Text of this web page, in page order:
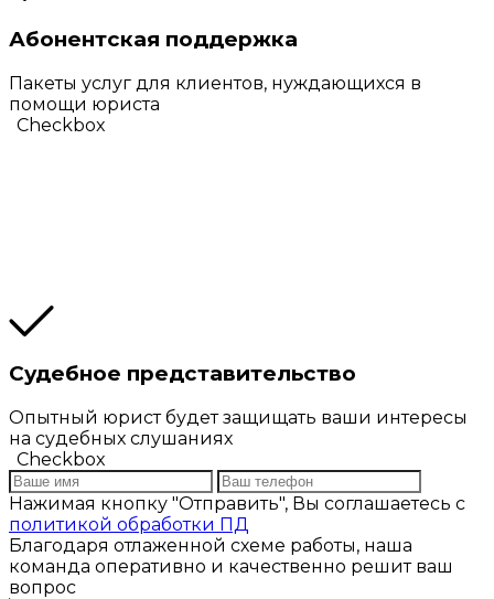
Абонентская поддержка
Пакеты услуг для клиентов, нуждающихся в
помощи юриста
Checkbox
Судебное представительство
Опытный юрист будет защищать ваши интересы
на судебных слушаниях
Checkbox
Нажимая кнопку "Отправить", Вы соглашаетесь с
политикой обработки ПД
Благодаря отлаженной схеме работы, наша
команда оперативно и качественно решит ваш
вопрос